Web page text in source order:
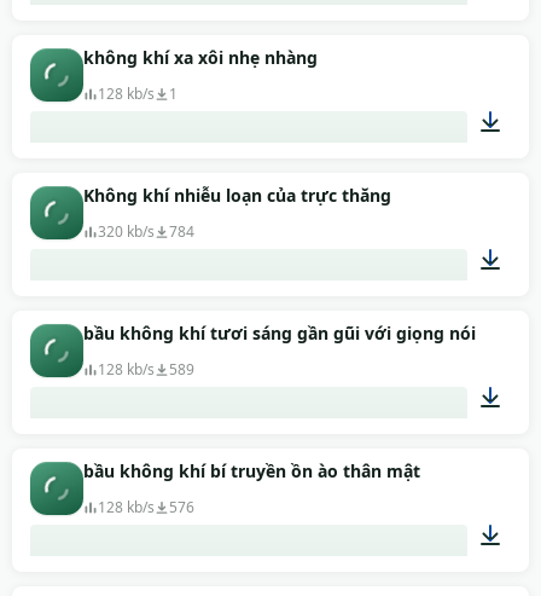
không khí xa xôi nhẹ nhàng
128 kb/s 1
Không khí nhiễu loạn của trực thăng
320 kb/s 784
01:00
bầu không khí tươi sáng gần gũi với giọng nói
128 kb/s 589
bầu không khí bí truyền ồn ào thân mật
128 kb/s 576